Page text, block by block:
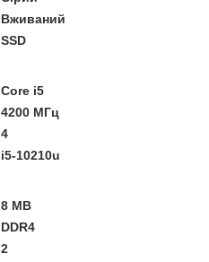
Вживаний
SSD
Core i5
4200 МГц
4
i5-10210u
8 MB
DDR4
2